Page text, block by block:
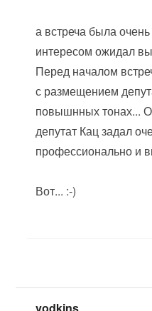
а встреча была
интересом ожидал
Перед началом
с размещением
повышнных тонах...
депутат Кац задал
профессионально и
Вот... :-)